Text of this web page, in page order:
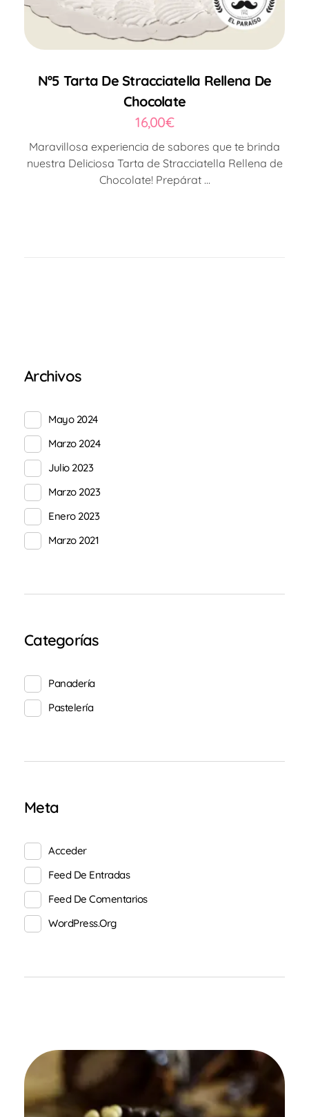
Nº5 Tarta De Stracciatella Rellena De
Chocolate
16,00€
Maravillosa experiencia de sabores que te brinda
nuestra Deliciosa Tarta de Stracciatella Rellena de
Chocolate! Prepárat ...
Archivos
Mayo 2024
Marzo 2024
Julio 2023
Marzo 2023
Enero 2023
Marzo 2021
Categorías
Panadería
Pastelería
Meta
Acceder
Feed De Entradas
Feed De Comentarios
WordPress.org